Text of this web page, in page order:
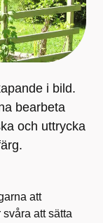
i bild.
bearbeta
och uttrycka
att
att sätta